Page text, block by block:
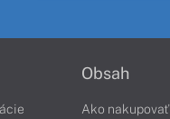
Obsah
Ako nakupovať